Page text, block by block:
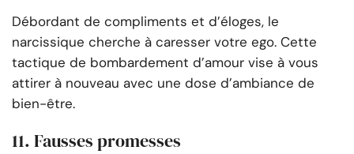
Débordant de compliments et d’éloges, le
narcissique cherche à caresser votre ego. Cette
tactique de bombardement d’amour vise à vous
attirer à nouveau avec une dose d’ambiance de
bien-être.
11. Fausses promesses